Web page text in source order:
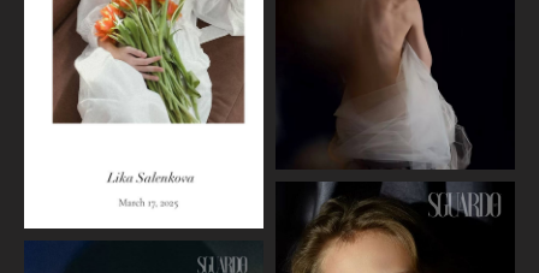
научитесь с минимум декораций
получать уникальные фотографии/
сможете снимать много
разнообразных кадров в одной
локации